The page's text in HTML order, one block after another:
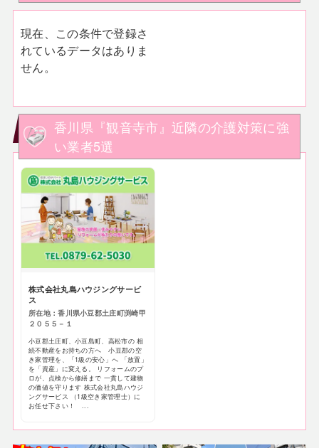
現在、この条件で登録さ
れているデータはありま
せん。
香川県『観音寺市』近隣の介護対策に強
い業者5選
株式会社丸島ハウジングサービ
ス
所在地：香川県小豆郡土庄町渕崎甲
２０５５－１
小豆郡土庄町、小豆島町、高松市の 相
続不動産をお持ちの方へ 小豆郡の空
き家管理を、「1級の安心」へ 「放置」
を「資産」に変える。 リフォームのプ
ロが、点検から修繕まで 一貫して建物
の価値を守ります 株式会社丸島ハウジ
ングサービス （1級空き家管理士）に
お任せ下さい！ ...